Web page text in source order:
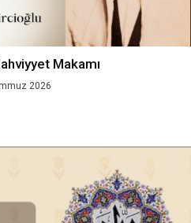
Makamı
2026